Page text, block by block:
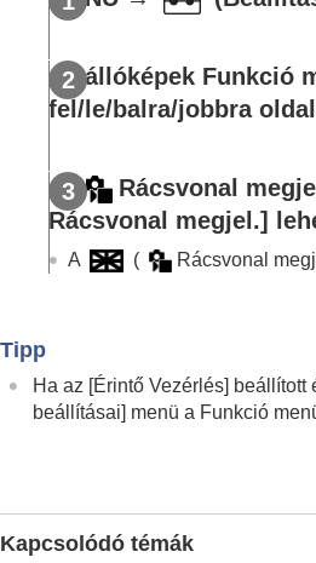
Fn menü
A gyakran
A gyűrű/tárcsa
Az exponáló
A képernyő/
Okostelefonnal elérhető funkciók
Számítógép használata
A felhőszolgáltatás használata
Az állóképek Funkció
fel/le/balra/jobbra
A[ Rácsvonal
Rácsvonal megjel.]
A ( Rácsvonal
Tipp
Ha az [Érintő Vezérlés] beállított
beállításai] menü a Funkció
Kapcsolódó témák